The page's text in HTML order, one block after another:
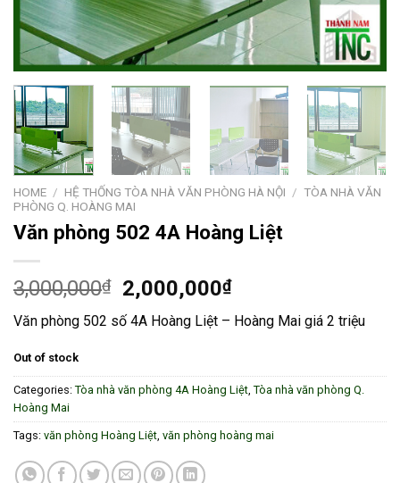
HOME / HỆ THỐNG TÒA NHÀ VĂN PHÒNG HÀ NỘI / TÒA NHÀ VĂN
PHÒNG Q. HOÀNG MAI
Văn phòng 502 4A Hoàng Liệt
3,000,000₫ 2,000,000₫
Văn phòng 502 số 4A Hoàng Liệt – Hoàng Mai giá 2 triệu
Out of stock
Categories: Tòa nhà văn phòng 4A Hoàng Liệt, Tòa nhà văn phòng Q.
Hoàng Mai
Tags: văn phòng Hoàng Liệt, văn phòng hoàng mai